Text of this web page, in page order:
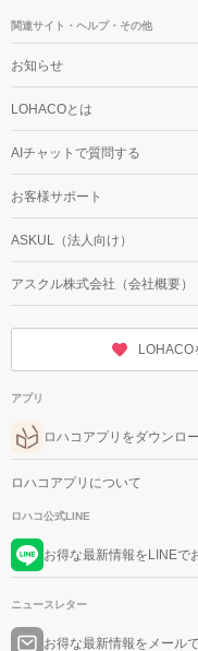
関連サイト・ヘルプ・その他
お知らせ
LOHACOとは
AIチャットで質問する
お客様サポート
ASKUL（法人向け）
アスクル株式会社（会社概要）
アプリ
ロハコアプリをダウンロ
ロハコアプリについて
ロハコ公式LINE
お得な最新情報をLINEで
ニュースレター
お得な最新情報をメール